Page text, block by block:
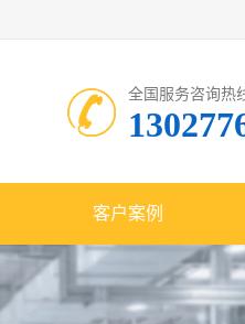
全国服务咨询热
客户案例